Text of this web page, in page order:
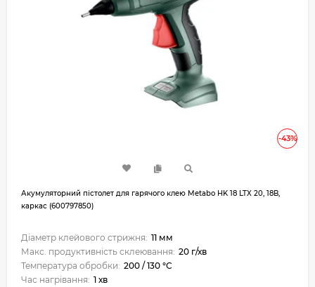
-43%
Акумуляторний пістолет для гарячого клею Metabo HK 18 LTX 20, 18В,
каркас (600797850)
Діаметр клейового стрижня: 11 мм
Макс. продуктивність склеювання: 20 г/хв
Температура обробки: 200 / 130 °C
Час нагрівання: 1 хв